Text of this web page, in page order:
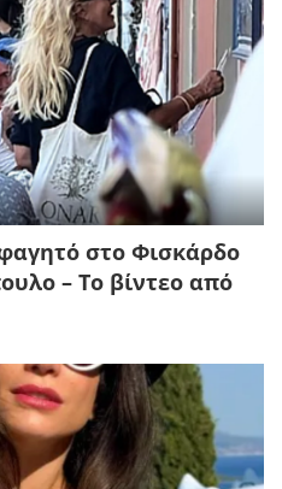
στο Φισκάρδο
– Το βίντεο από